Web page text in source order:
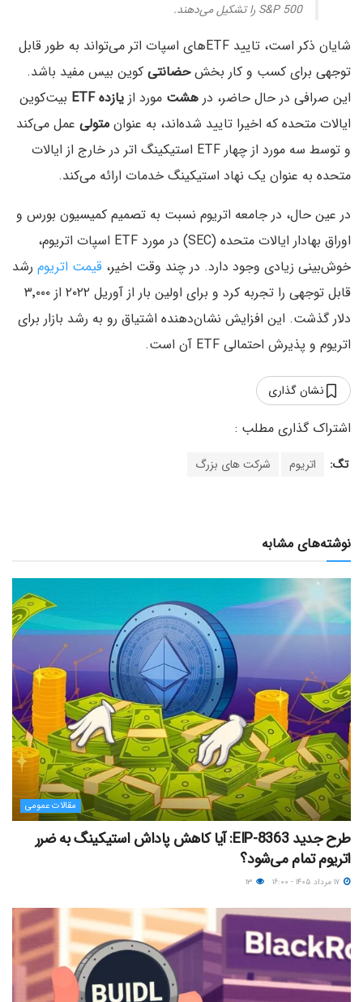
S&P 500 را تشکیل می‌دهند.
شایان ذکر است، تایید ETFهای اسپات اتر می‌تواند به طور قابل
توجهی برای کسب و کار بخشحضانتی کوین بیس مفید باشد.
این صرافی در حال حاضر، در هشت مورد از یازده ETF
بیت‌کوین
ایالات متحده که اخیرا تایید شده‌اند، به‌ عنوان متولی عمل می‌کند
و توسط سه مورد از چهار ETF استیکینگ اتر در خارج از ایالات
متحده به عنوان یک نهاد استیکینگ خدمات ارائه می‌کند.
در عین حال، در جامعه اتریوم نسبت به تصمیم کمیسیون بورس و
اوراق بهادار ایالات متحده (SEC) در مورد ETF اسپات اتریوم،
خوش‌بینی زیادی وجود دارد. در چند وقت اخیر، قیمت اتریوم رشد
قابل توجهی را تجربه کرد و برای اولین بار از آوریل ۲۰۲۲ از ۳٬۰۰۰
دلار گذشت. این افزایش نشان‌دهنده اشتیاق رو به رشد بازار برای
اتریوم و پذیرش احتمالی ETF آن است.
نشان گذاری
تگ: اتریوم شرکت های بزرگ
نوشته‌های مشابه
مقالات عمومی
طرح جدید EIP-8363: آیا کاهش پاداش استیکینگ به ضرر
اتریوم تمام می‌شود؟